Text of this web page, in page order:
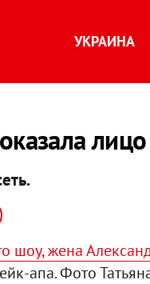
УКРАИНА
шоу, жена
апа. Фото